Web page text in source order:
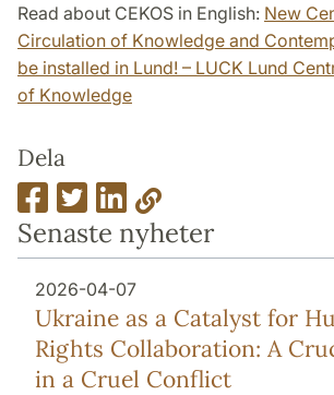
Read about CEKOS in English: New
Circulation of Knowledge and
be installed in Lund! – LUCK Lund
of Knowledge
Dela
Senaste nyheter
2026-04-07
Ukraine as a Catalyst for
Rights Collaboration: A
in a Cruel Conflict